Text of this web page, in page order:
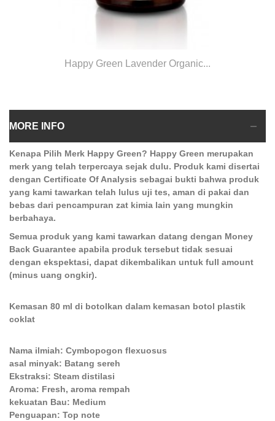
Happy Green Lavender Organic...
MORE INFO
Kenapa Pilih Merk Happy Green? Happy Green merupakan
merk yang telah terpercaya sejak dulu. Produk kami disertai
dengan Certificate Of Analysis sebagai bukti bahwa produk
yang kami tawarkan telah lulus uji tes, aman di pakai dan
bebas dari pencampuran zat kimia lain yang mungkin
berbahaya.
Semua produk yang kami tawarkan datang dengan Money
Back Guarantee apabila produk tersebut tidak sesuai
dengan ekspektasi, dapat dikembalikan untuk full amount
(minus uang ongkir).
Kemasan 80 ml di botolkan dalam kemasan botol plastik
coklat
Nama ilmiah: Cymbopogon flexuosus
asal minyak: Batang sereh
Ekstraksi: Steam distilasi
Aroma: Fresh, aroma rempah
kekuatan Bau: Medium
Penguapan: Top note